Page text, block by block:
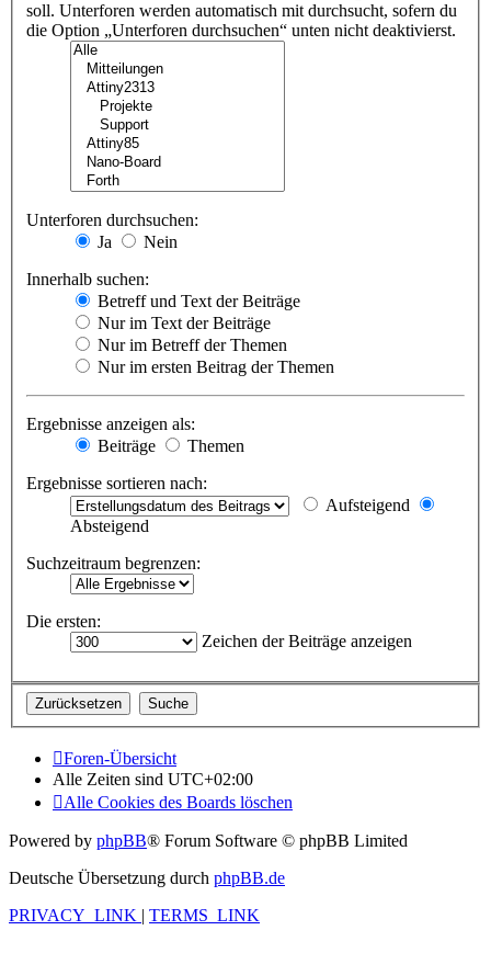
soll. Unterforen werden automatisch mit durchsucht, sofern du
die Option „Unterforen durchsuchen“ unten nicht deaktivierst.
Unterforen durchsuchen:
Ja
Nein
Innerhalb suchen:
Betreff und Text der Beiträge
Nur im Text der Beiträge
Nur im Betreff der Themen
Nur im ersten Beitrag der Themen
Ergebnisse anzeigen als:
Beiträge
Themen
Ergebnisse sortieren nach:
Aufsteigend
Absteigend
Suchzeitraum begrenzen:
Die ersten:
Zeichen der Beiträge anzeigen
Foren-Übersicht
Alle Zeiten sind UTC+02:00
Alle Cookies des Boards löschen
Powered by phpBB® Forum Software © phpBB Limited
Deutsche Übersetzung durch phpBB.de
PRIVACY_LINK | TERMS_LINK